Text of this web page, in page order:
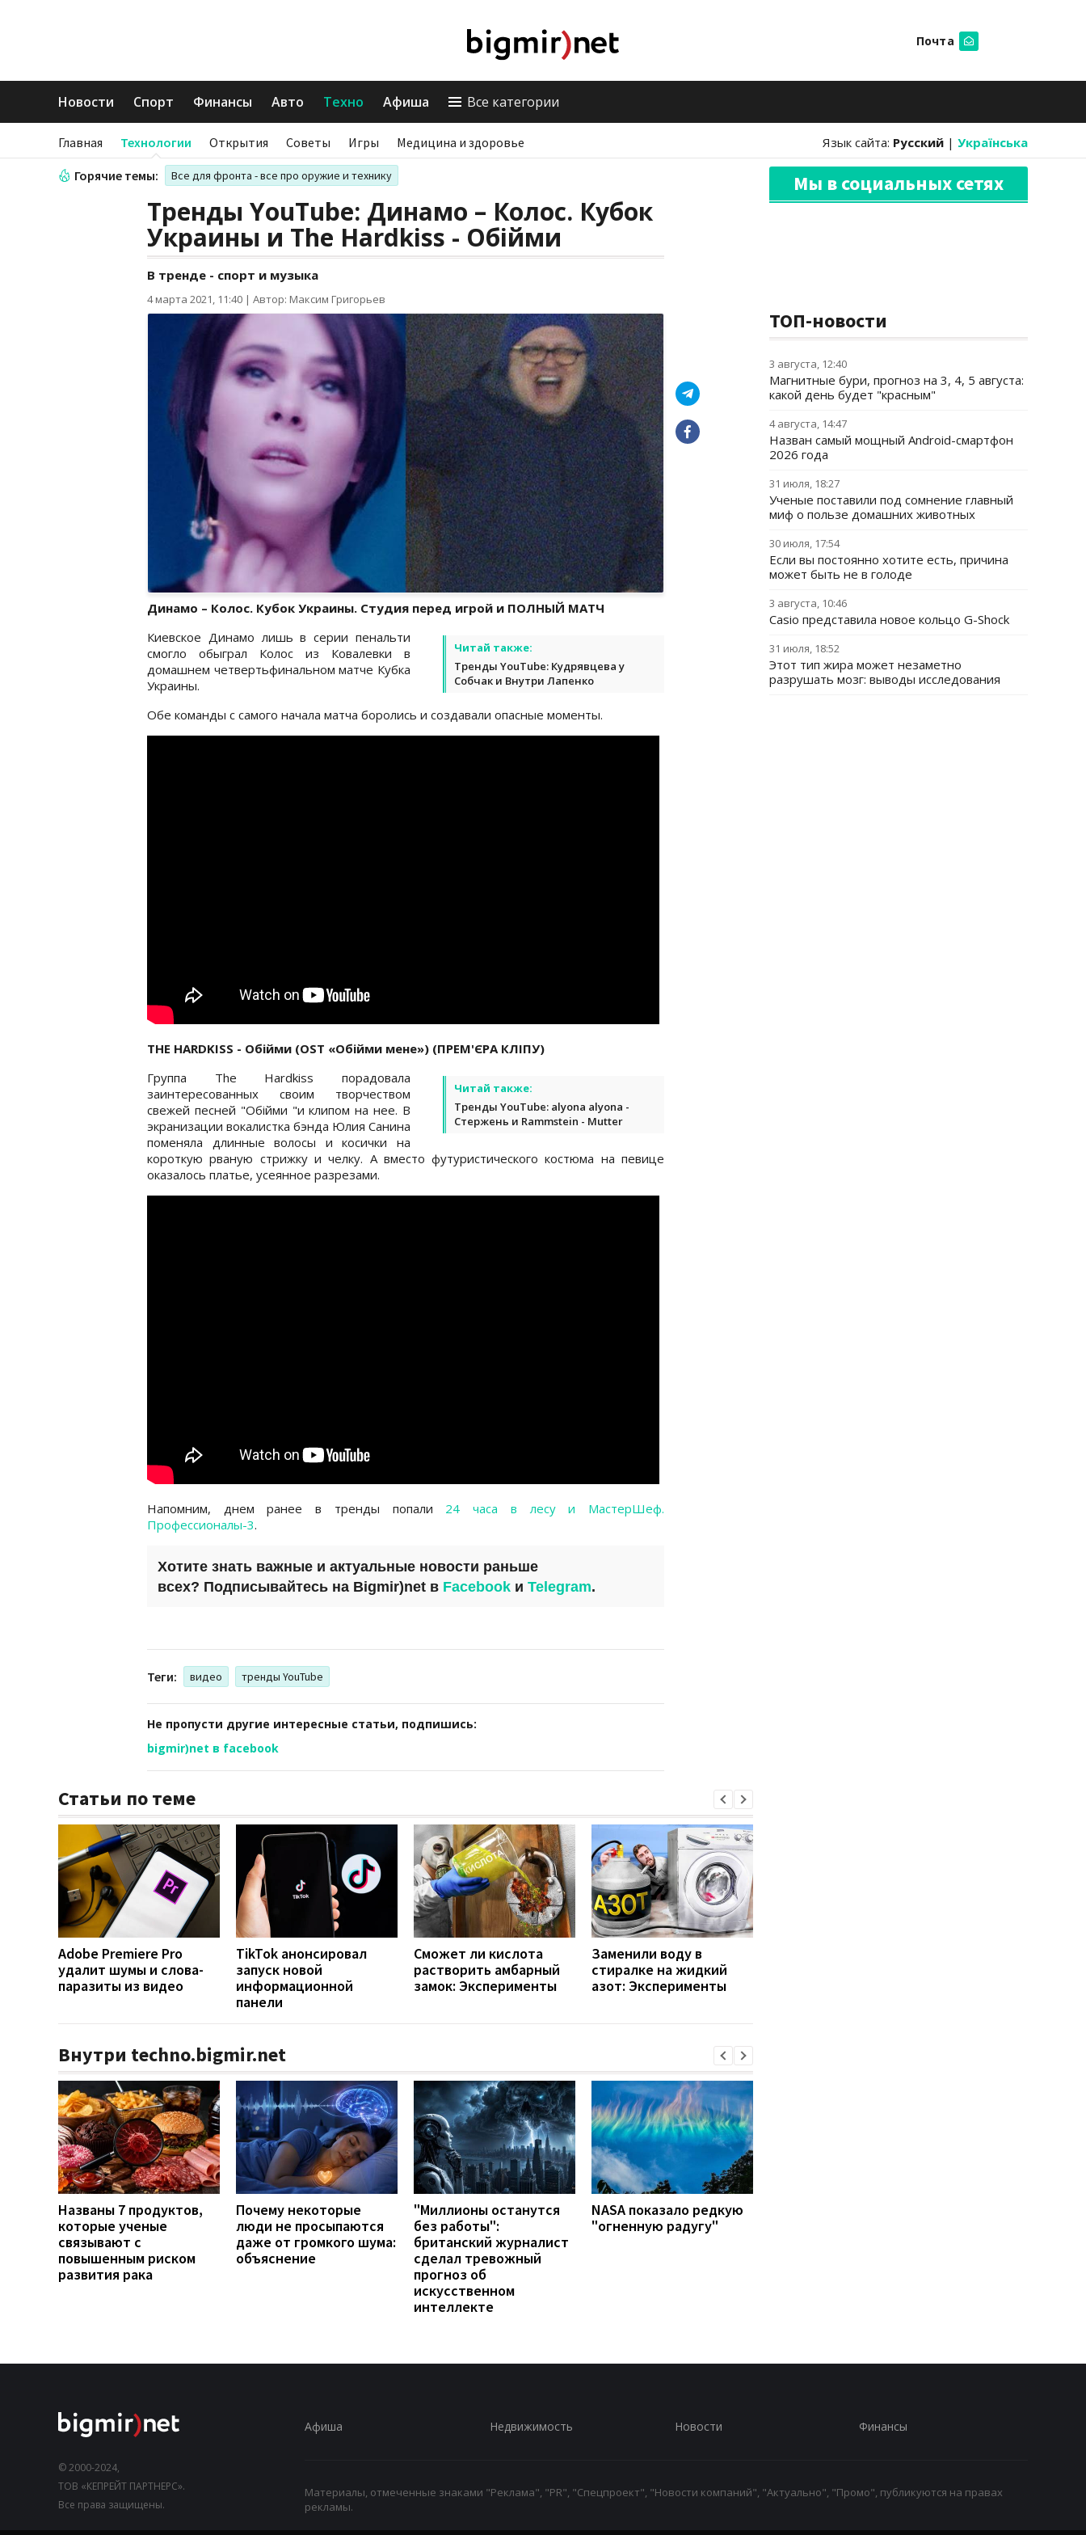
Почта
Новости Спорт Финансы Авто Техно Афиша Все категории
Главная Технологии Открытия Советы Игры Медицина и здоровье Язык сайта: Русский | Українська
Горячие темы: Все для фронта - все про оружие и технику
Тренды YouTube: Динамо – Колос. Кубок
Украины и The Hardkiss - Обійми
В тренде - спорт и музыка
4 марта 2021, 11:40 | Автор: Максим Григорьев
Динамо – Колос. Кубок Украины. Студия перед игрой и ПОЛНЫЙ МАТЧ
Читай также:
Тренды YouTube: Кудрявцева у
Собчак и Внутри Лапенко
Киевское Динамо лишь в серии пенальти
смогло обыграл Колос из Ковалевки в
домашнем четвертьфинальном матче Кубка
Украины.
Обе команды с самого начала матча боролись и создавали опасные моменты.
THE HARDKISS - Обійми (OST «Обійми мене») (ПРЕМ'ЄРА КЛІПУ)
Читай также:
Тренды YouTube: alyona alyona -
Стержень и Rammstein - Mutter
Группа The Hardkiss порадовала
заинтересованных своим творчеством
свежей песней "Обійми "и клипом на нее. В
экранизации вокалистка бэнда Юлия Санина
поменяла длинные волосы и косички на
короткую рваную стрижку и челку. А вместо футуристического костюма на певице
оказалось платье, усеянное разрезами.
Напомним, днем ранее в тренды попали 24 часа в лесу и МастерШеф.
Профессионалы-3.
Хотите знать важные и актуальные новости раньше
всех? Подписывайтесь на Bigmir)net в Facebook и Telegram.
Теги: видео тренды YouTube
Не пропусти другие интересные статьи, подпишись:
bigmir)net в facebook
Статьи по теме
Adobe Premiere Pro
удалит шумы и слова-
паразиты из видео
TikTok анонсировал
запуск новой
информационной
панели
Сможет ли кислота
растворить амбарный
замок: Эксперименты
Заменили воду в
стиралке на жидкий
азот: Эксперименты
Внутри techno.bigmir.net
Названы 7 продуктов,
которые ученые
связывают с
повышенным риском
развития рака
Почему некоторые
люди не просыпаются
даже от громкого шума:
объяснение
"Миллионы останутся
без работы":
британский журналист
сделал тревожный
прогноз об
искусственном
интеллекте
NASA показало редкую
"огненную радугу"
Мы в социальных сетях
ТОП-новости
3 августа, 12:40
Магнитные бури, прогноз на 3, 4, 5 августа:
какой день будет "красным"
4 августа, 14:47
Назван самый мощный Android-смартфон
2026 года
31 июля, 18:27
Ученые поставили под сомнение главный
миф о пользе домашних животных
30 июля, 17:54
Если вы постоянно хотите есть, причина
может быть не в голоде
3 августа, 10:46
Casio представила новое кольцо G-Shock
31 июля, 18:52
Этот тип жира может незаметно
разрушать мозг: выводы исследования
© 2000-2024,
ТОВ «КЕПРЕЙТ ПАРТНЕРС».
Все права защищены.
Афиша Недвижимость Новости Финансы
Материалы, отмеченные знаками "Реклама", "PR", "Спецпроект", "Новости компаний", "Актуально", "Промо", публикуются на правах
рекламы.